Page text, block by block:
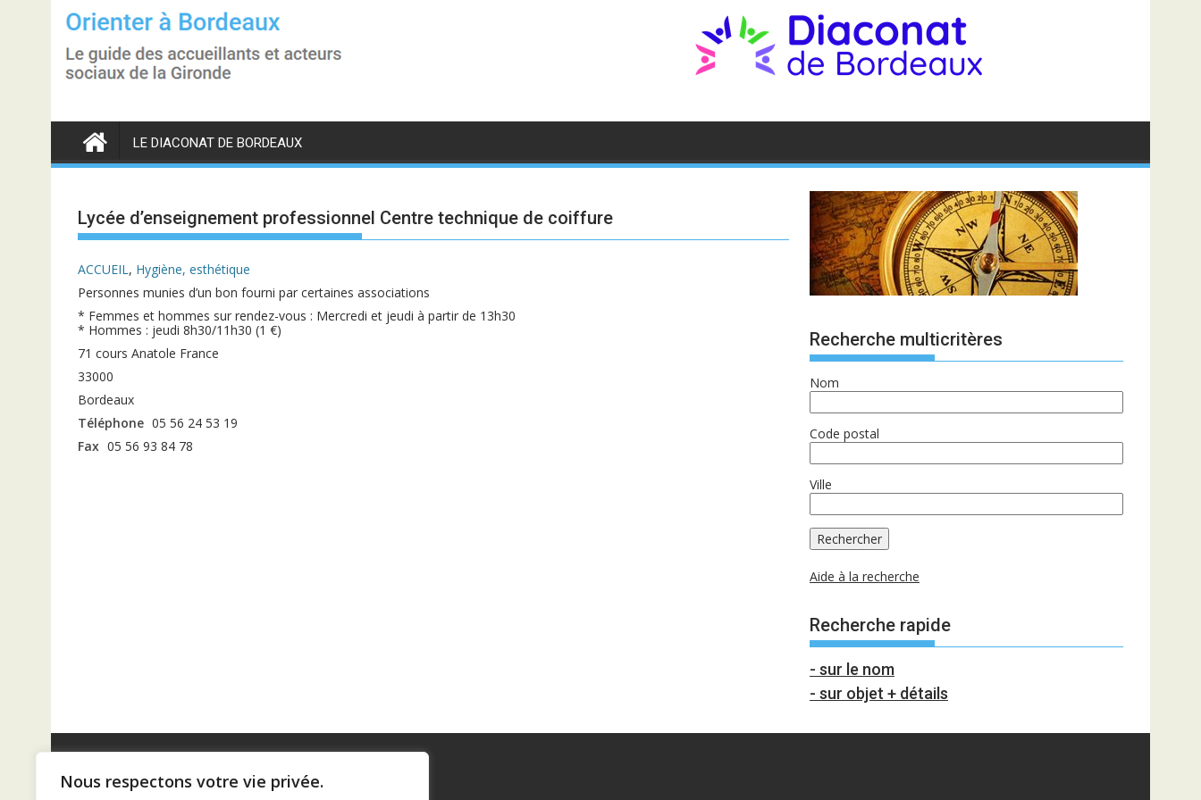
Nous respectons votre vie privée.
o
e
LE DIACONAT DE BORDEAUX
Lycée d’enseignement professionnel Centre technique de coiffure
ACCUEIL, Hygiène, esthétique
Personnes munies d’un bon fourni par certaines associations
* Femmes et hommes sur rendez-vous : Mercredi et jeudi à partir de 13h30
* Hommes : jeudi 8h30/11h30 (1 €)
71 cours Anatole France
33000
Bordeaux
Téléphone 05 56 24 53 19
Fax 05 56 93 84 78
Recherche multicritères
Nom
Code postal
Ville
Aide à la recherche
Recherche rapide
- sur le nom
- sur objet + détails